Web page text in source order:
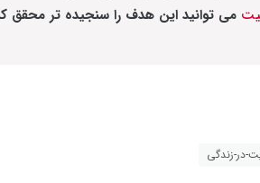
می توانید این هدف را سنجیده تر محقق
در-زندگی